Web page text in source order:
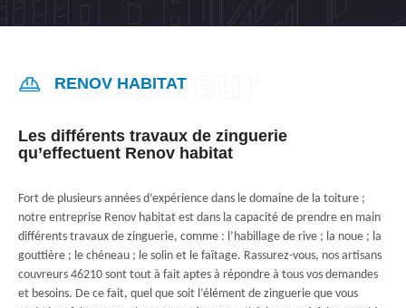
RENOV HABITAT
Les différents travaux de zinguerie
qu’effectuent Renov habitat
Fort de plusieurs années d’expérience dans le domaine de la toiture ;
notre entreprise Renov habitat est dans la capacité de prendre en main
différents travaux de zinguerie, comme : l’habillage de rive ; la noue ; la
gouttière ; le chéneau ; le solin et le faîtage. Rassurez-vous, nos artisans
couvreurs 46210 sont tout à fait aptes à répondre à tous vos demandes
et besoins. De ce fait, quel que soit l’élément de zinguerie que vous